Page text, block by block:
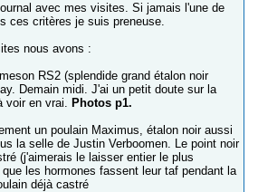
avec mes visites. Si jamais l'une de
ces critères je suis preneuse.
nous avons :
RS2 (splendide grand étalon noir
Demain midi. J'ai un petit doute sur la
voir en vrai. Photos p1.
un poulain Maximus, étalon noir aussi
la selle de Justin Verboomen. Le point noir
(j'aimerais le laisser entier le plus
les hormones fassent leur taf pendant la
déjà castré